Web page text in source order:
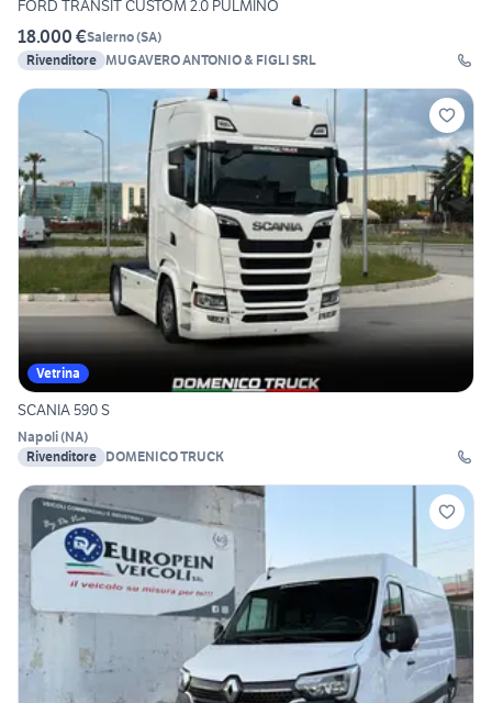
FORD TRANSIT CUSTOM 2.0 PULMINO
18.000 €Salerno(SA)
Rivenditore MUGAVERO ANTONIO & FIGLI SRL
Vetrina
SCANIA 590 S
Napoli(NA)
Rivenditore DOMENICO TRUCK